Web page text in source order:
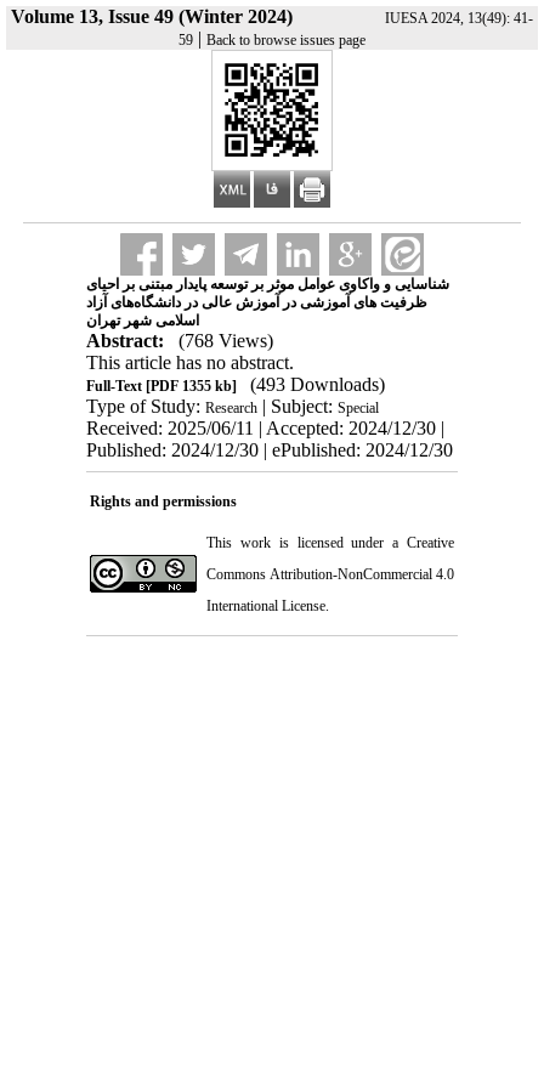
Volume 13, Issue 49 (Winter 2024)
IUESA 2024, 13(49): 41-
59 | Back to browse issues page
شناسایی و واکاوی عوامل موثر بر توسعه پایدار مبتنی بر احیای
ظرفیت های آموزشی در آموزش عالی در دانشگاه‌های آزاد
اسلامی شهر تهران
Abstract:
(768 Views)
This article has no abstract.
Full-Text[PDF 1355 kb]
(493 Downloads)
Type of Study: Research| Subject: Special
Received: 2025/06/11 | Accepted: 2024/12/30 |
Published: 2024/12/30 | ePublished: 2024/12/30
Rights and permissions
This work is licensed under a Creative
Commons Attribution-NonCommercial 4.0
International License.